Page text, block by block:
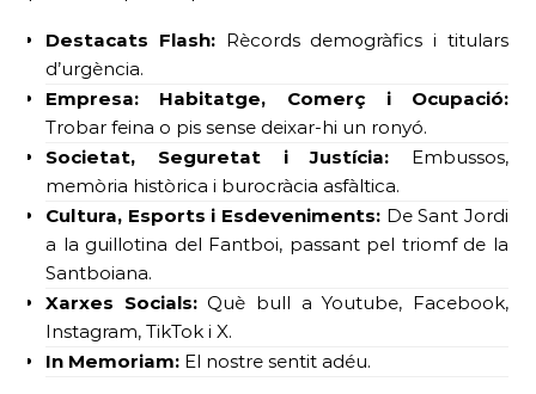
Destacats Flash:Rècords demogràfics i titulars
d’urgència.
Empresa: Habitatge, Comerç i Ocupació:
Trobar feina o pis sense deixar-hi un ronyó.
Societat, Seguretat i Justícia: Embussos,
memòria històrica i burocràcia asfàltica.
Cultura, Esports i Esdeveniments: De Sant Jordi
a la guillotina del Fantboi, passant pel triomf de la
Santboiana.
Xarxes Socials:Què bull a Youtube, Facebook,
Instagram, TikTok i X.
In Memoriam: El nostre sentit adéu.